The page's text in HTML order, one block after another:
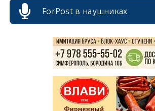
ForPost в наушниках